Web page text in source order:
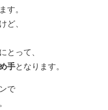
す。
ど、
とって、
手となります。
で